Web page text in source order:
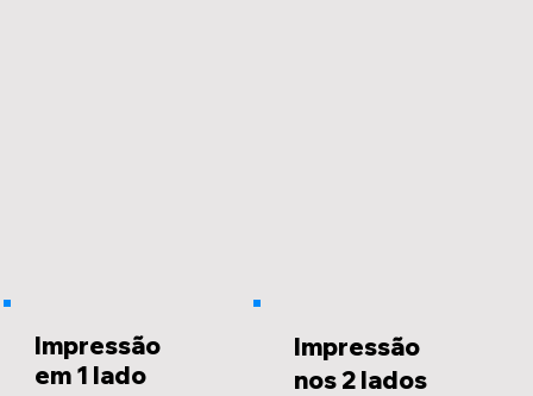
Impressão
em 1 lado
Impressão
nos 2 lados